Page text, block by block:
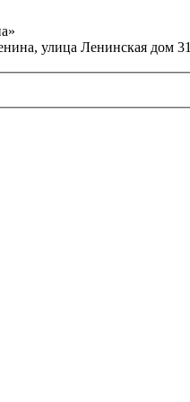
улица Ленинская дом 31